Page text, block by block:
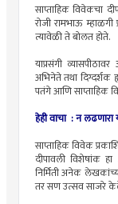
साप्ताहिक विवेकचा
रोजी रामभाऊ
त्यावेळी ते बोलत होते.
याप्रसंगी
अभिनेते तथा दिग्दर्शक
पतंगे आणि साप्ताहिक
हेही वाचा :न लढणारा
साप्ताहिक विवेक
दीपावली विशेषांक
निर्मिती अनेक
तर सण उत्सव साजरे